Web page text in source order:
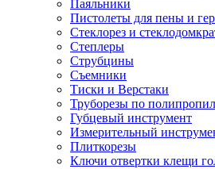
Паяльники
Пистолеты для пены и
Стеклорез и
Степлеры
Струбцины
Съемники
Тиски и Верстаки
Труборезы по
Губцевый инструмент
Измерительный
Плиткорезы
Ключи отвертки клещи